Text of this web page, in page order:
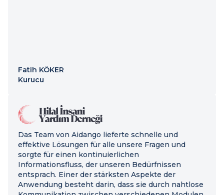
Fatih KÖKER
Kurucu
Das Team von Aidango lieferte schnelle und
effektive Lösungen für alle unsere Fragen und
sorgte für einen kontinuierlichen
Informationsfluss, der unseren Bedürfnissen
entsprach. Einer der stärksten Aspekte der
Anwendung besteht darin, dass sie durch nahtlose